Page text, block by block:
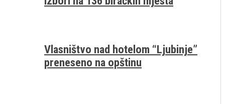
Vlasništvo nad hotelom “Ljubinje”
preneseno na opštinu